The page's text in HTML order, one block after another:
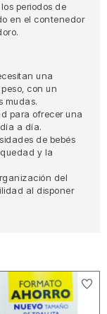
periodos de
en el contenedor
una
con un
mudas.
para ofrecer una
a día.
de bebés
y la
del
al disponer